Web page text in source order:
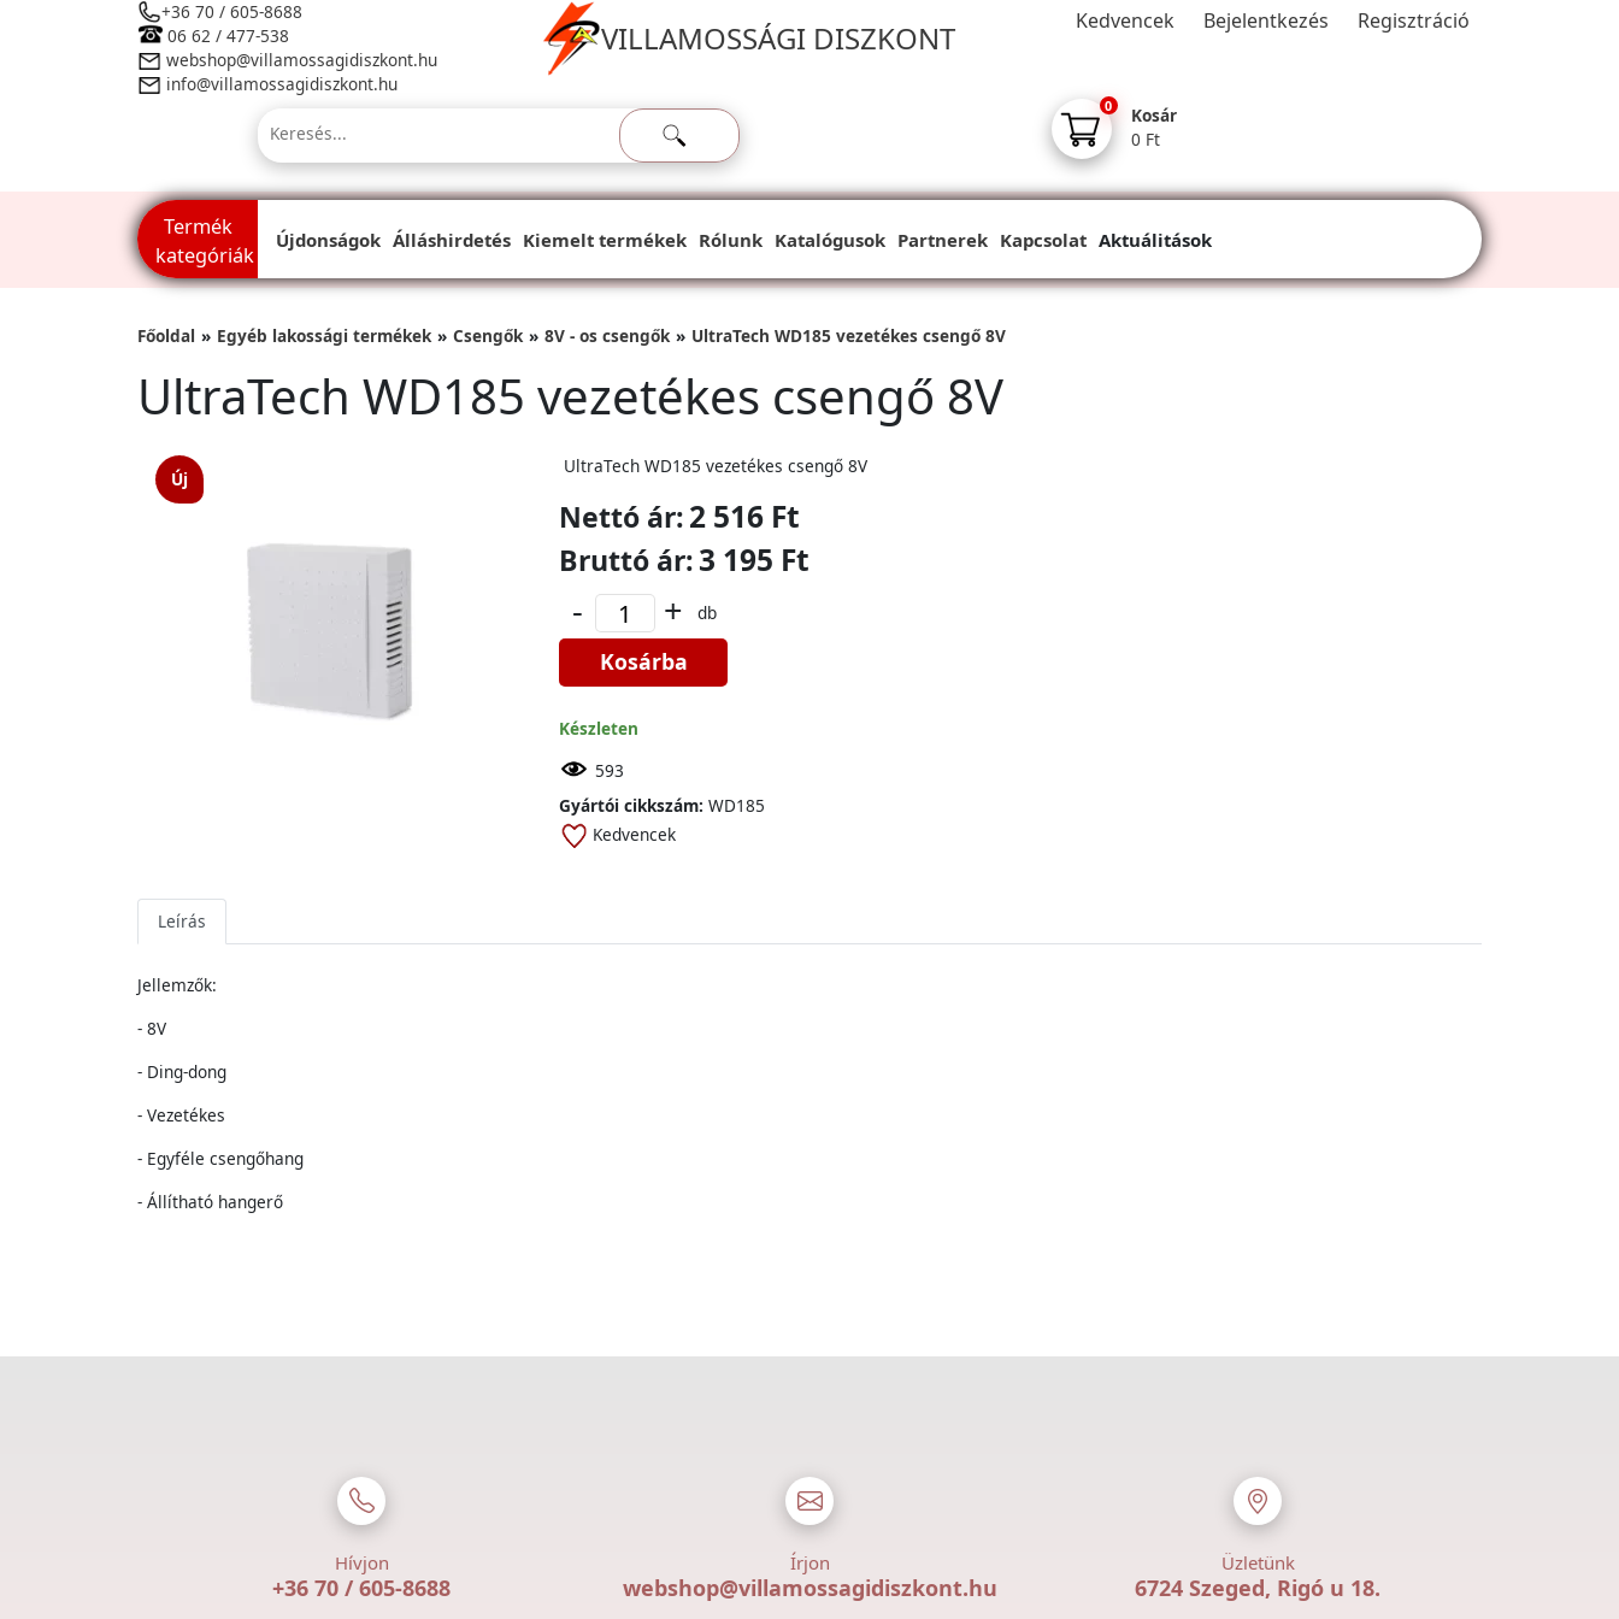
+36 70 / 605-8688
06 62 / 477-538
webshop@villamossagidiszkont.hu
info@villamossagidiszkont.hu
VILLAMOSSÁGI DISZKONT Kedvencek Bejelentkezés Regisztráció
0
Kosár
0 Ft
Termék
kategóriák
Újdonságok Álláshirdetés Kiemelt termékek Rólunk Katalógusok Partnerek Kapcsolat Aktuálitások
Főoldal Egyéb lakossági termékek Csengők 8V - os csengők UltraTech WD185 vezetékes csengő 8V
UltraTech WD185 vezetékes csengő 8V
Új
UltraTech WD185 vezetékes csengő 8V
Nettó ár:2 516 Ft
Bruttó ár:3 195 Ft
- + db
Kosárba
Készleten
593
Gyártói cikkszám: WD185
Kedvencek
Leírás
Jellemzők:
- 8V
- Ding-dong
- Vezetékes
- Egyféle csengőhang
- Állítható hangerő
Hívjon
+36 70 / 605-8688
Írjon
webshop@villamossagidiszkont.hu
Üzletünk
6724 Szeged, Rigó u 18.